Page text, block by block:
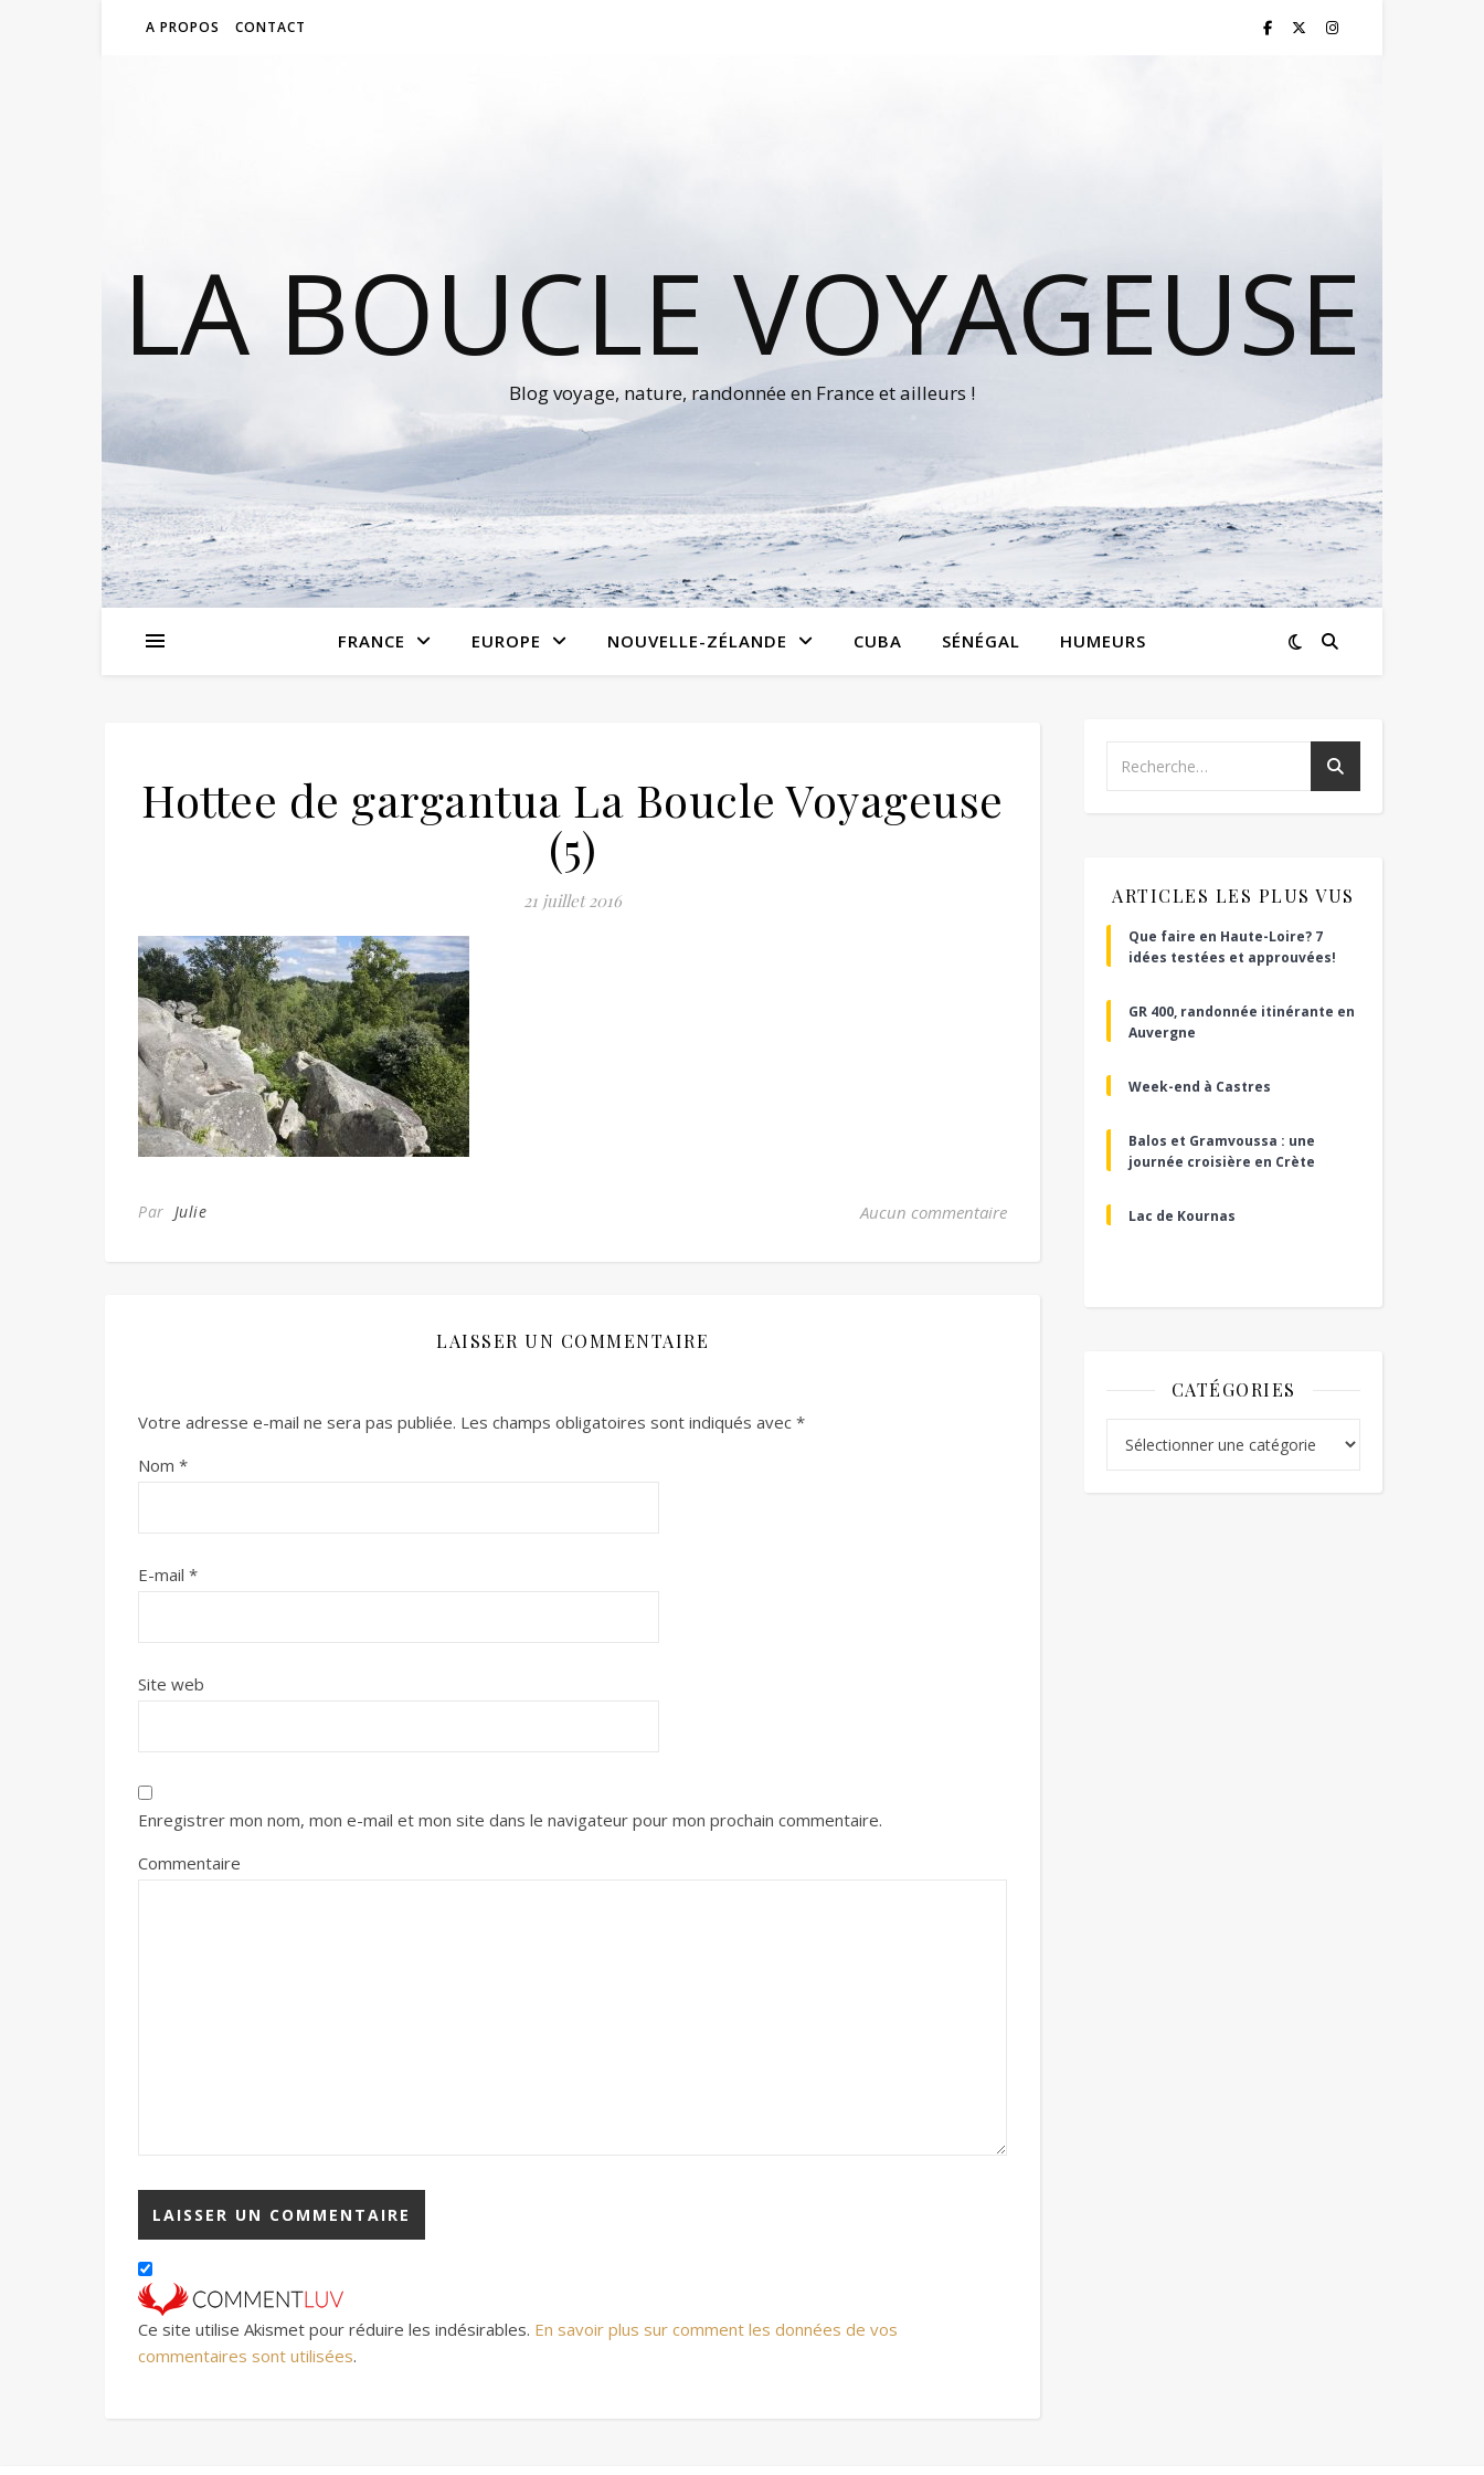
A PROPOS CONTACT
LA BOUCLE VOYAGEUSE
Blog voyage, nature, randonnée en France et ailleurs !
FRANCE EUROPE NOUVELLE-ZÉLANDE CUBA SÉNÉGAL HUMEURS
Hottee de gargantua La Boucle Voyageuse
(5)
21 juillet 2016
Par Julie Aucun commentaire
LAISSER UN COMMENTAIRE
Votre adresse e-mail ne sera pas publiée. Les champs obligatoires sont indiqués avec *
Nom *
E-mail *
Site web
Enregistrer mon nom, mon e-mail et mon site dans le navigateur pour mon prochain commentaire.
Commentaire
Ce site utilise Akismet pour réduire les indésirables. En savoir plus sur comment les données de vos
commentaires sont utilisées.
ARTICLES LES PLUS VUS
Que faire en Haute-Loire? 7
idées testées et approuvées!
GR 400, randonnée itinérante en
Auvergne
Week-end à Castres
Balos et Gramvoussa : une
journée croisière en Crète
Lac de Kournas
CATÉGORIES